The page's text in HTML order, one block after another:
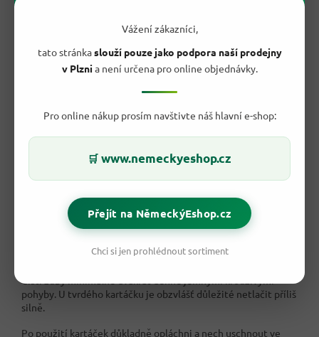
Vážení zákazníci,
tato stránkaslouží pouze jako podpora naší prodejny
v Plznia není určena pro online objednávky.
Pro online nákup prosím navštivte náš hlavní e-shop:
🛒 www.nemeckyeshop.cz
Přejít na NěmeckýEshop.cz
Chci si jen prohlédnout sortiment
💧 Jak kartáček používat?
Čisti zuby minimálně dvakrát denně jemnými krouživými
pohyby. U tvrdého kartáčku je obzvlášť důležité netlačit příliš
silně.
Po použití kartáček důkladně opláchni a nech uschnout ve